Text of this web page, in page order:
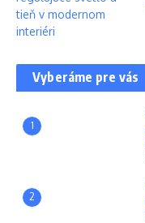
Vyberáme pre vás
1
2